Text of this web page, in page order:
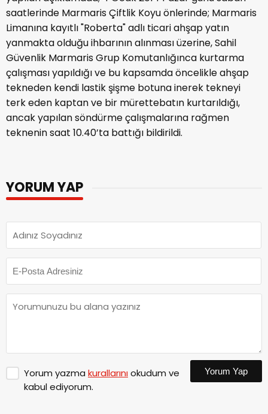
saatlerinde Marmaris Çiftlik Koyu önlerinde; Marmaris
Limanına kayıtlı "Roberta" adlı ticari ahşap yatın
yanmakta olduğu ihbarının alınması üzerine, Sahil
Güvenlik Marmaris Grup Komutanlığınca kurtarma
çalışması yapıldığı ve bu kapsamda öncelikle ahşap
tekneden kendi lastik şişme botuna inerek tekneyi
terk eden kaptan ve bir mürettebatın kurtarıldığı,
ancak yapılan söndürme çalışmalarına rağmen
teknenin saat 10.40’ta battığı bildirildi.
YORUM YAP
Yorum yazma kurallarınıokudum ve
kabul ediyorum.
Yorum Yap